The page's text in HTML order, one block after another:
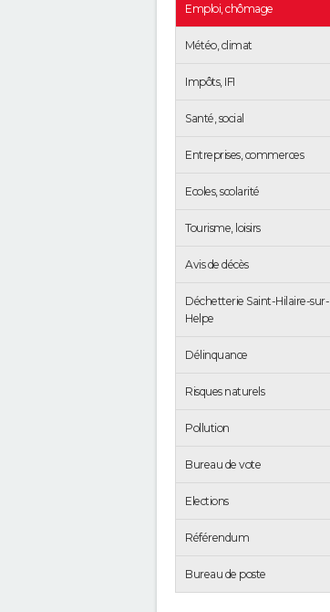
Emploi, chômage
Météo, climat
Impôts, IFI
Santé, social
Entreprises, commerces
Ecoles, scolarité
Tourisme, loisirs
Avis de décès
Déchetterie Saint-Hilaire-sur-
Helpe
Délinquance
Risques naturels
Pollution
Bureau de vote
Elections
Référendum
Bureau de poste